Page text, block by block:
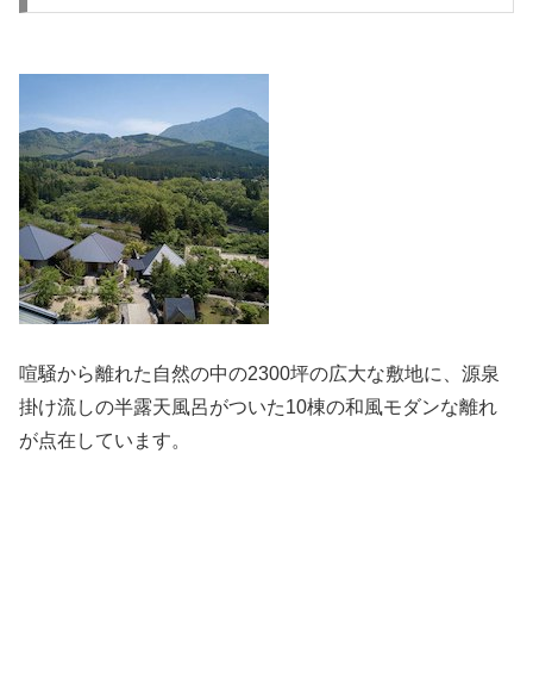
喧騒から離れた自然の中の2300坪の広大な敷地に、源泉
掛け流しの半露天風呂がついた10棟の和風モダンな離れ
が点在しています。